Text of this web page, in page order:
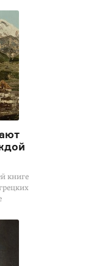
книге